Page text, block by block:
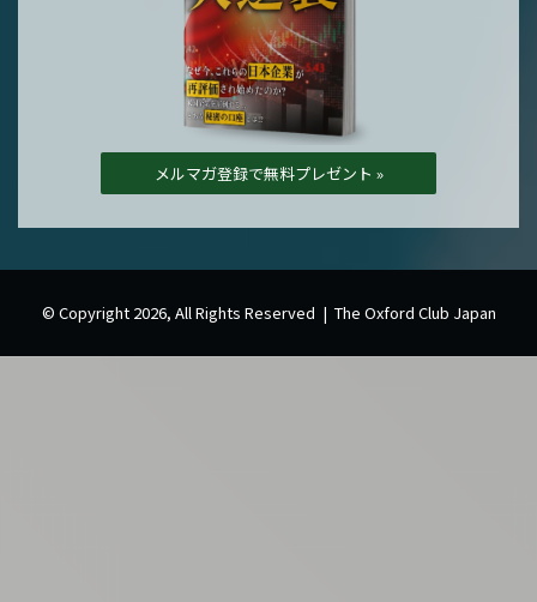
メルマガ登録で無料プレゼント »
© Copyright 2026, All Rights Reserved | The Oxford Club Japan